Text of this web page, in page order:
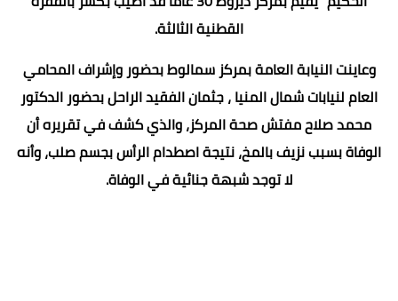
القطنية الثالثة.
وعاينت النيابة العامة بمركز سمالوط بحضور وإشراف المحامي
العام لنيابات شمال المنيا ، جثمان الفقيد الراحل بحضور الدكتور
محمد صلاح مفتش صحة المركز، والذي كشف في تقريره أن
الوفاة بسبب نزيف بالمخ، نتيجة اصطدام الرأس بجسم صلب، وأنه
لا توجد شبهة جنائية في الوفاة.